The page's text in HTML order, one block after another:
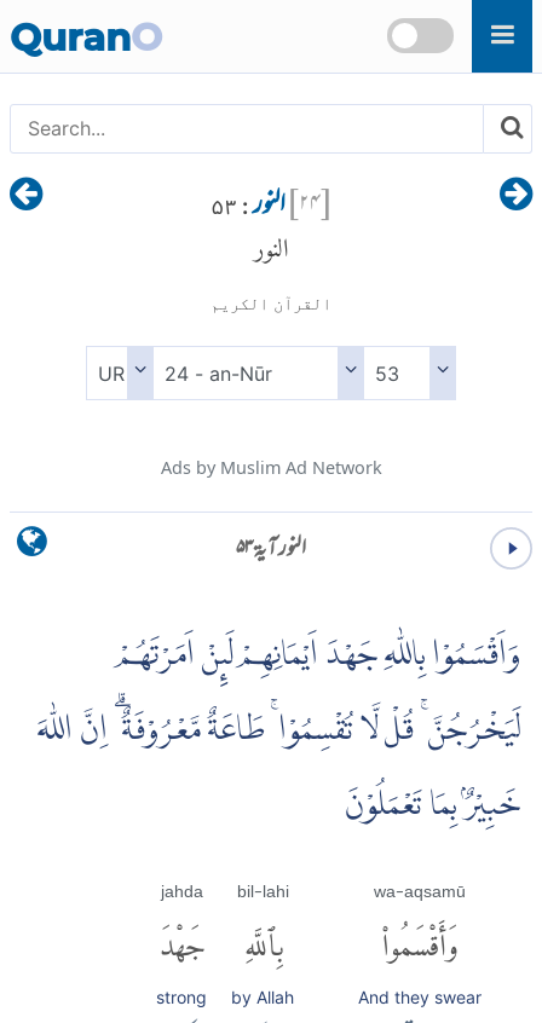
Skip to main content
QuranO
[۲۴]النور: ۵۳
النور
القرآن الكريم
Ads by Muslim Ad Network
النور آية ۵۳
وَاَقْسَمُوْا بِاللّٰهِ جَهْدَ اَيْمَانِهِمْ لَٮِٕنْ اَمَرْتَهُمْ
لَيَخْرُجُنَّ ۚ قُلْ لَّا تُقْسِمُوْا ۚ طَاعَةٌ مَّعْرُوْفَةٌ ۗ اِنَّ اللّٰهَ
خَبِيْرٌۢ بِمَا تَعْمَلُوْنَ
wa-aqsamū
وَأَقْسَمُوا۟
And they swear
bil-lahi
بِٱللَّهِ
by Allah
jahda
جَهْدَ
strong